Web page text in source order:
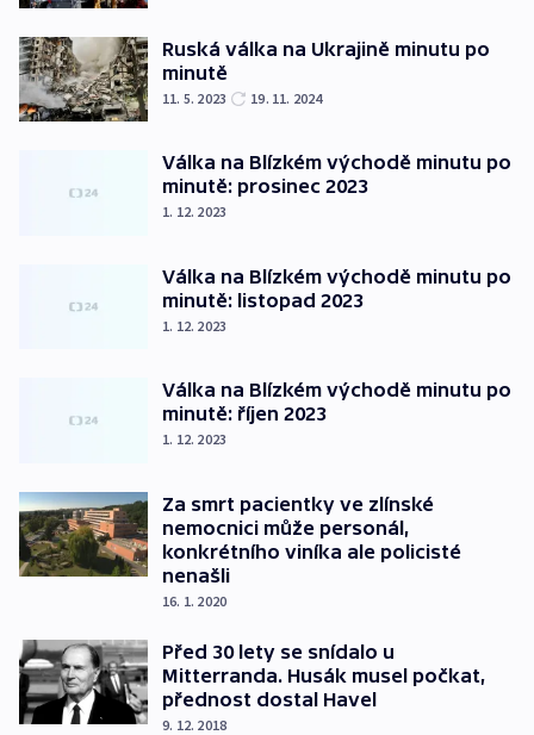
Ruská válka na Ukrajině minutu po
minutě
11. 5. 2023 19. 11. 2024
Válka na Blízkém východě minutu po
minutě: prosinec 2023
1. 12. 2023
Válka na Blízkém východě minutu po
minutě: listopad 2023
1. 12. 2023
Válka na Blízkém východě minutu po
minutě: říjen 2023
1. 12. 2023
Za smrt pacientky ve zlínské
nemocnici může personál,
konkrétního viníka ale policisté
nenašli
16. 1. 2020
Před 30 lety se snídalo u
Mitterranda. Husák musel počkat,
přednost dostal Havel
9. 12. 2018